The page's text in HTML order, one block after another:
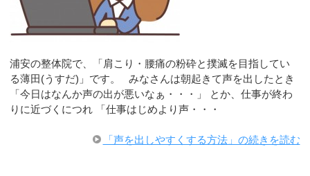
浦安の整体院で、「肩こり・腰痛の粉砕と撲滅を目指してい
る薄田(うすだ)」です。 みなさんは朝起きて声を出したとき
「今日はなんか声の出が悪いなぁ・・・」 とか、仕事が終わ
りに近づくにつれ 「仕事はじめより声・・・
「声を出しやすくする方法」の続きを読む